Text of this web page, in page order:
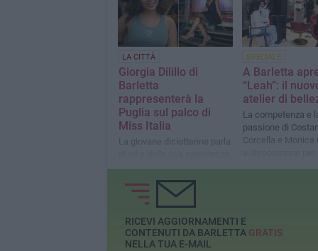
LA CITTÀ
Giorgia Dilillo di
Barletta
rappresenterà la
Puglia sul palco di
Miss Italia
La giovane diciottenne parla
con un messaggio forte per
tutte le ragazze
SPECIALE
A Barletta
“Leah”: il
atelier di
La competenza e
passione di
Corcella e Monica
RICEVI AGGIORNAMENTI E
CONTENUTI DA BARLETTA GRATIS
NELLA TUA E-MAIL